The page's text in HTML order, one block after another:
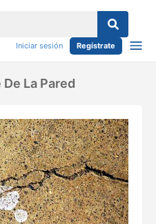
Iniciar sesión Regístrate
La Pared